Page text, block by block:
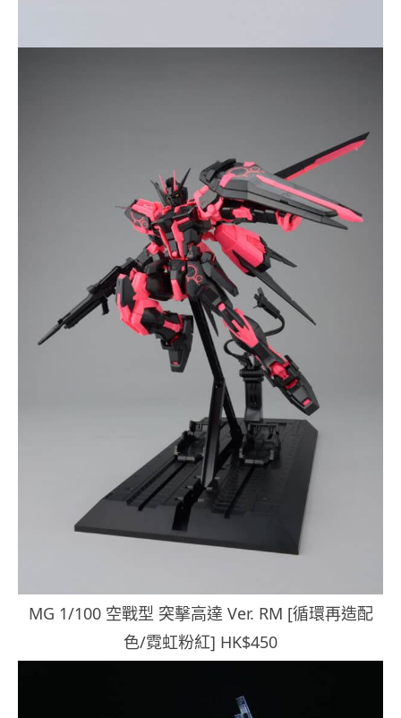
MG 1/100 空戰型 突擊高達 Ver. RM [循環再造配
色/霓虹粉紅] HK$450